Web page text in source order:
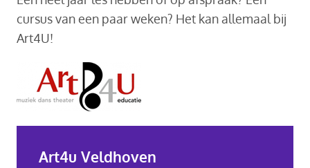
cursus van een paar weken? Het kan allemaal bij
Art4U!
Art4u Veldhoven